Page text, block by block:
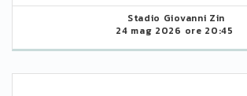
Stadio Giovanni Zin
24 mag 2026 ore 20:45